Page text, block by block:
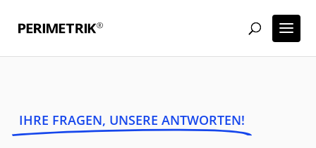
IHRE FRAGEN, UNSERE ANTWORTEN!